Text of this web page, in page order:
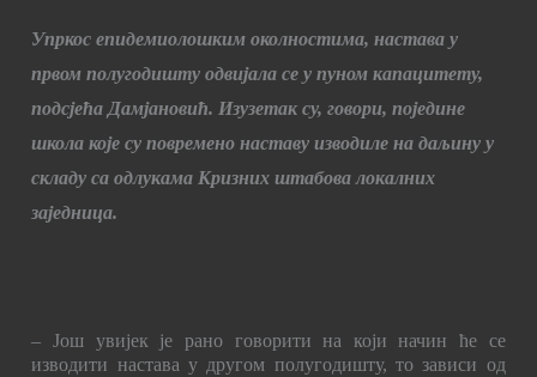
Упркос епидемиолошким околностима, настава у
првом полугодишту одвијала се у пуном капацитету,
подсјећа Дамјановић. Изузетак су, говори, поједине
школа које су повремено наставу изводиле на даљину у
складу са одлукама Кризних штабова локалних
заједница.
– Још увијек је рано говорити на који начин ће се
изводити настава у другом полугодишту, то зависи од